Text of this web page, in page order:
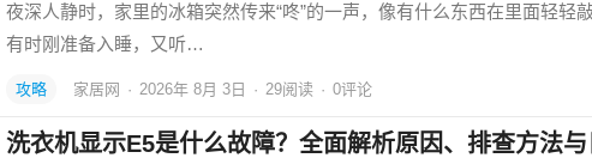
夜深人静时，家里的冰箱突然传来“咚”的一声，像有什么东西在里面轻轻敲
有时刚准备入睡，又听…
攻略 家居网 · 2026年 8月 3日 · 29阅读 · 0评论
洗衣机显示E5是什么故障？全面解析原因、排查方法